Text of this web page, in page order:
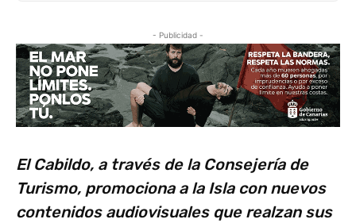
- Publicidad -
El Cabildo, a través de la Consejería de
Turismo, promociona a la Isla con nuevos
contenidos audiovisuales que realzan sus